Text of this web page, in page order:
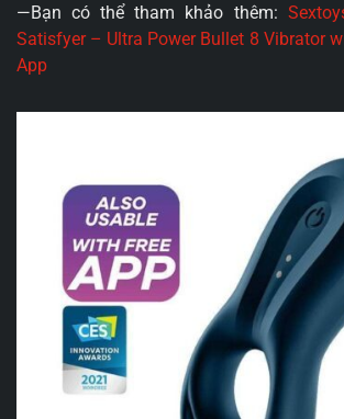
—Bạn có thể tham khảo thêm:
Satisfyer – Ultra Power Bullet 8 Vibrator
App